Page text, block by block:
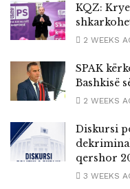
KQZ:
2 WEEKS
SPAK
Bashkisë
2 WEEKS
Diskursi
qershor
3 WEEKS